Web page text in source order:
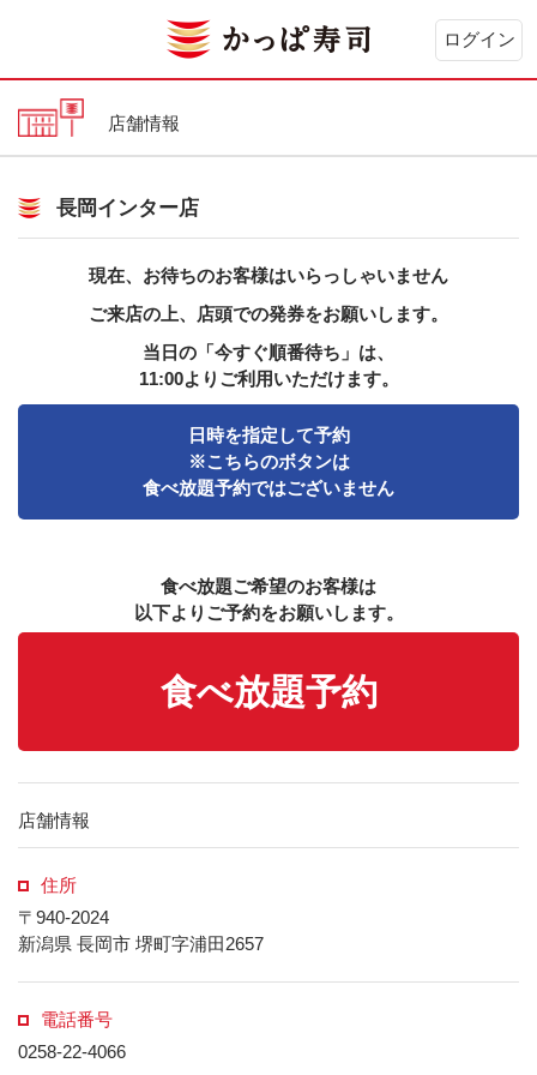
ログイン
店舗情報
長岡インター店
現在、お待ちのお客様はいらっしゃいません
ご来店の上、店頭での発券をお願いします。
当日の「今すぐ順番待ち」は、
11:00よりご利用いただけます。
日時を指定して予約
※こちらのボタンは
食べ放題予約ではございません
食べ放題ご希望のお客様は
以下よりご予約をお願いします。
食べ放題予約
店舗情報
住所
〒940-2024
新潟県 長岡市 堺町字浦田2657
電話番号
0258-22-4066